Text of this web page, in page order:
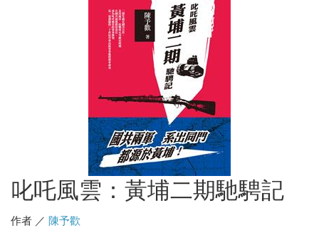
叱吒風雲：黃埔二期馳騁記
作者 ／ 陳予歡